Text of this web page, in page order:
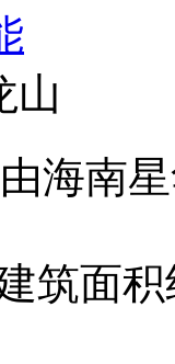
山
海南
筑面